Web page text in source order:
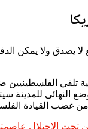
يصدق ولا يمكن
النهائى للمدينة
غضب القيادة
تحت الاحتلال